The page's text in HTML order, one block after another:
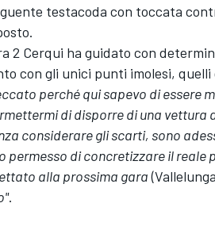
testacoda con toccata
2 Cerqui ha guidato con
con gli unici punti imolesi,
perché qui sapevo di essere
di disporre di una vettura
considerare gli scarti, sono
permesso di concretizzare il
alla prossima gara
.